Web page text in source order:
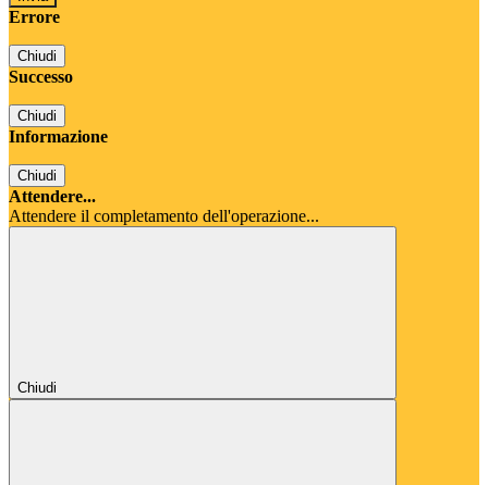
Errore
Chiudi
Successo
Chiudi
Informazione
Chiudi
Attendere...
Attendere il completamento dell'operazione...
Chiudi